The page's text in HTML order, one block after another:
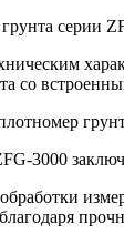
серии
со
3000